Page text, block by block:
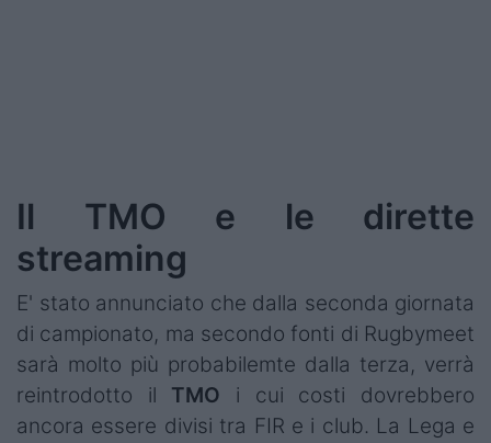
Il TMO e le dirette
streaming
E' stato annunciato che dalla seconda giornata
di campionato, ma secondo fonti di Rugbymeet
sarà molto più probabilemte dalla terza, verrà
reintrodotto il TMO i cui costi dovrebbero
ancora essere divisi tra FIR e i club. La Lega e